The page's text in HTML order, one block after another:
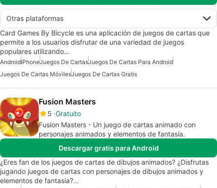
Otras plataformas
Card Games By Bicycle es una aplicación de juegos de cartas que
permite a los usuarios disfrutar de una variedad de juegos
populares utilizando…
AndroidiPhoneJuegos De CartasJuegos De Cartas Para Android
Juegos De Cartas MóvilesJuegos De Cartas Gratis
Fusion Masters
5 Gratuito
Fusion Masters - Un juego de cartas animado con
personajes animados y elementos de fantasía.
Descargar gratis para Android
¿Eres fan de los juegos de cartas de dibujos animados? ¿Disfrutas
jugando juegos de cartas con personajes de dibujos animados y
elementos de fantasía?…